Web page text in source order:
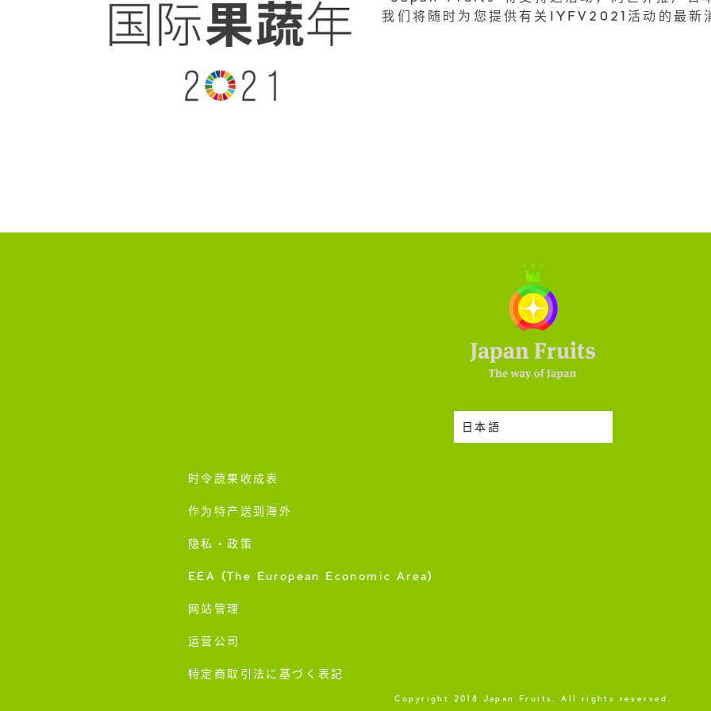
我们将随时为您提供有关IYFV2021活动的最新
日本語
时令蔬果收成表
作为特产送到海外
隐私・政策
EEA (The European Economic Area)
网站管理
运营公司
特定商取引法に基づく表記
Copyright 2018 Japan Fruits. All rights reserved.